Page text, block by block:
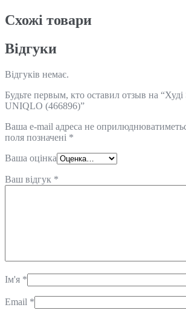
Схожi товари
Відгуки
Відгуків немає.
Будьте первым, кто оставил отзыв на
UNIQLO (466896)”
Ваша e-mail адреса не
поля позначені *
Ваша оцінка
Ваш відгук *
Ім'я *
Email *